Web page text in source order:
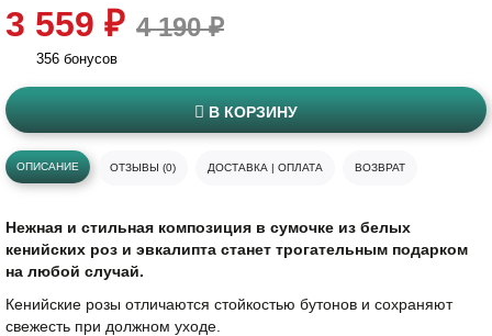
3 559 ₽ 4 190 ₽
356 бонусов
В КОРЗИНУ
ОПИСАНИЕ ОТЗЫВЫ (0) ДОСТАВКА | ОПЛАТА ВОЗВРАТ
Нежная и стильная композиция в сумочке из белых
кенийских роз и эвкалипта станет трогательным подарком
на любой случай.
Кенийские розы отличаются стойкостью бутонов и сохраняют
свежесть при должном уходе.